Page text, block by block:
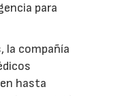
para
la compañía
hasta